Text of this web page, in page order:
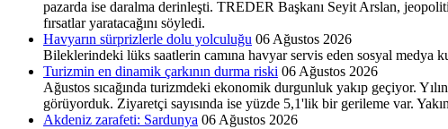
pazarda ise daralma derinleşti. TREDER Başkanı Seyit Arslan,
fırsatlar yaratacağını söyledi.
Havyarın sürprizlerle dolu yolculuğu 06 Ağustos 2026
Bileklerindeki lüks saatlerin camına havyar servis eden sosyal medya
Turizmin en dinamik çarkının durma riski 06 Ağustos 2026
Ağustos sıcağında turizmdeki ekonomik durgunluk yakıp geçiyor.
görüyorduk. Ziyaretçi sayısında ise yüzde 5,1'lik bir gerileme var.
Akdeniz zarafeti: Sardunya 06 Ağustos 2026